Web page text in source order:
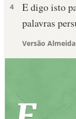
4
E digo isto
palavras
Versão